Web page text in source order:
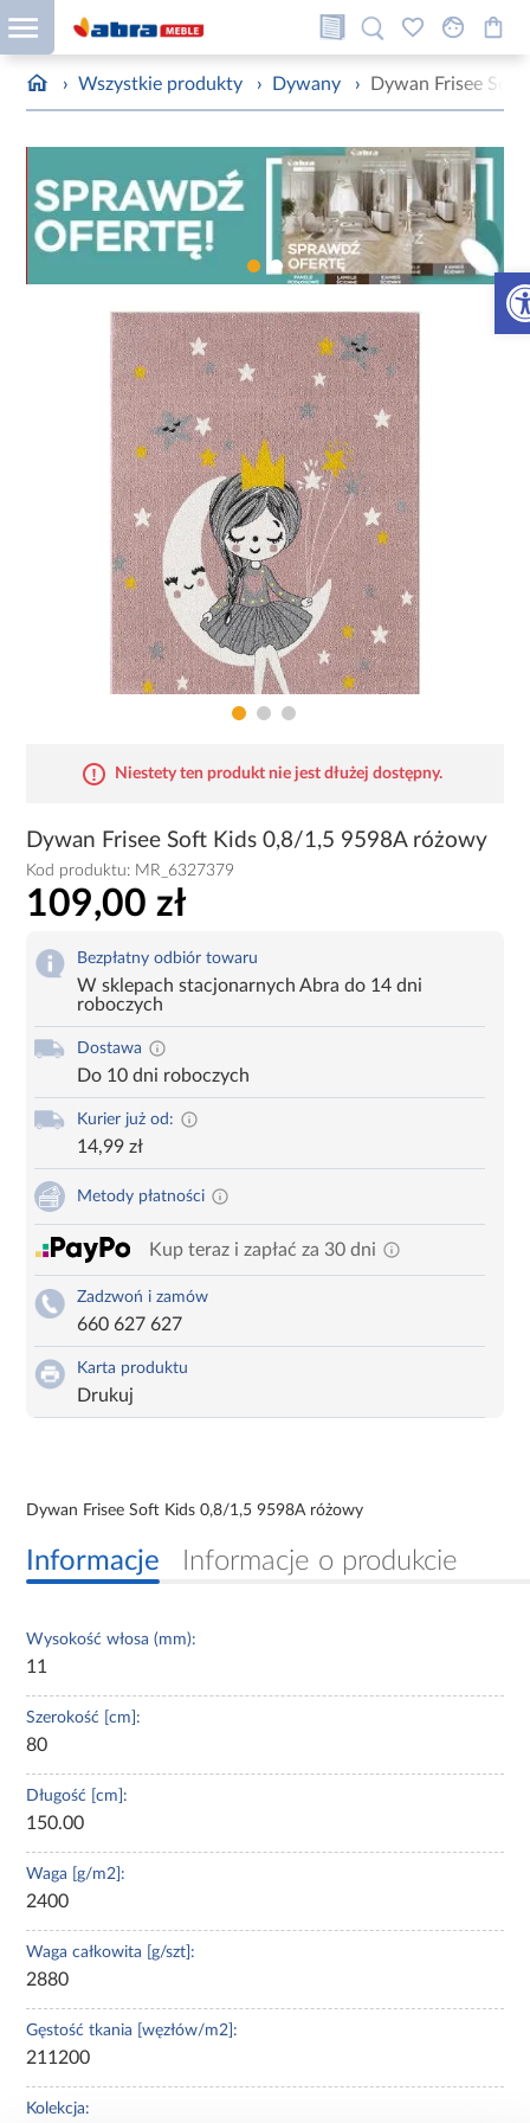
› Wszystkie produkty › Dywany › Dywan Frisee
Niestety ten produkt nie jest dłużej dostępny.
Dywan Frisee Soft Kids 0,8/1,5 9598A różowy
Kod produktu: MR_6327379
109,00 zł
Bezpłatny odbiór towaru
W sklepach stacjonarnych Abra do 14 dni
roboczych
Dostawa
Do 10 dni roboczych
Kurier już od:
14,99 zł
Metody płatności
Kup teraz i zapłać za 30 dni
Zadzwoń i zamów
660 627 627
Karta produktu
Drukuj
Dywan Frisee Soft Kids 0,8/1,5 9598A różowy
Informacje Informacje o produkcie
Wysokość włosa (mm):
11
Szerokość [cm]:
80
Długość [cm]:
150.00
Waga [g/m2]:
2400
Waga całkowita [g/szt]:
2880
Gęstość tkania [węzłów/m2]:
211200
Kolekcja: